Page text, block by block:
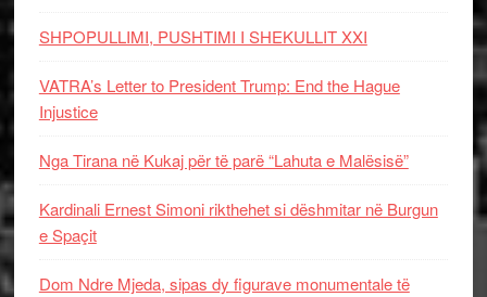
SHPOPULLIMI, PUSHTIMI I SHEKULLIT XXI
VATRA’s Letter to President Trump: End the Hague
Injustice
Nga Tirana në Kukaj për të parë “Lahuta e Malësisë”
Kardinali Ernest Simoni rikthehet si dëshmitar në Burgun
e Spaçit
Dom Ndre Mjeda, sipas dy figurave monumentale të